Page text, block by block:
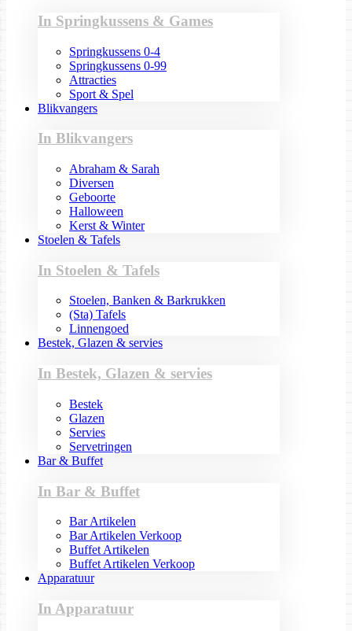
In Springkussens & Games
Springkussens 0-4
Springkussens 0-99
Attracties
Sport & Spel
Blikvangers
In Blikvangers
Abraham & Sarah
Diversen
Geboorte
Halloween
Kerst & Winter
Stoelen & Tafels
In Stoelen & Tafels
Stoelen, Banken & Barkrukken
(Sta) Tafels
Linnengoed
Bestek, Glazen & servies
In Bestek, Glazen & servies
Bestek
Glazen
Servies
Servetringen
Bar & Buffet
In Bar & Buffet
Bar Artikelen
Bar Artikelen Verkoop
Buffet Artikelen
Buffet Artikelen Verkoop
Apparatuur
In Apparatuur